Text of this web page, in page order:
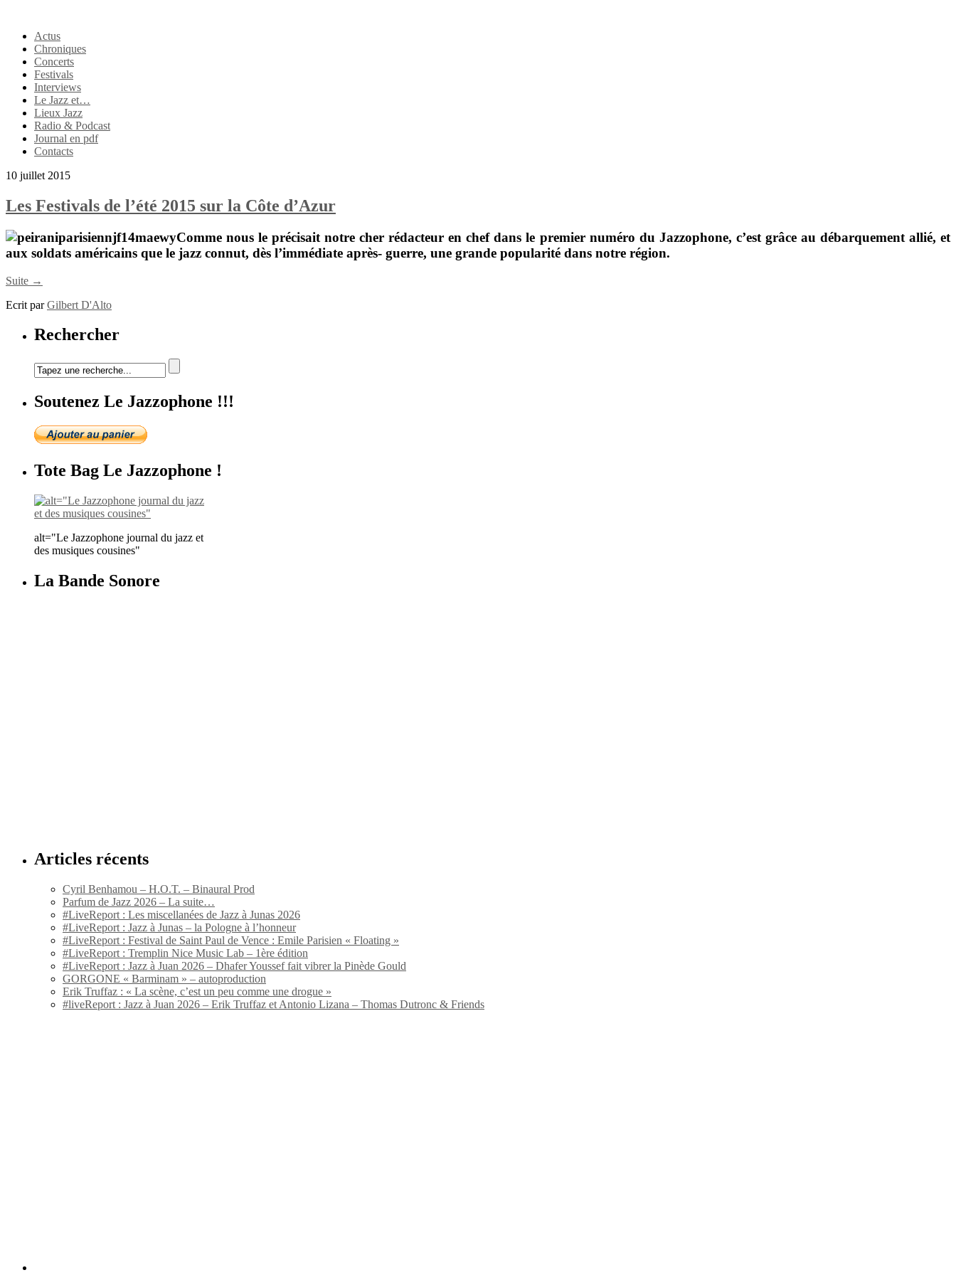
Actus
Chroniques
Concerts
Festivals
Interviews
Le Jazz et…
Lieux Jazz
Radio & Podcast
Journal en pdf
Contacts
10 juillet 2015
Les Festivals de l’été 2015 sur la Côte d’Azur
Comme nous le précisait notre cher rédacteur en chef dans le premier numéro du Jazzophone, c’est grâce au débarquement allié, et
aux soldats américains que le jazz connut, dès l’immédiate après- guerre, une grande popularité dans notre région.
Suite →
Ecrit parGilbert D'Alto
Rechercher
Soutenez Le Jazzophone !!!
Tote Bag Le Jazzophone !
alt="Le Jazzophone journal du jazz et
des musiques cousines"
La Bande Sonore
Articles récents
Cyril Benhamou – H.O.T. – Binaural Prod
Parfum de Jazz 2026 – La suite…
#LiveReport : Les miscellanées de Jazz à Junas 2026
#LiveReport : Jazz à Junas – la Pologne à l’honneur
#LiveReport : Festival de Saint Paul de Vence : Emile Parisien « Floating »
#LiveReport : Tremplin Nice Music Lab – 1ère édition
#LiveReport : Jazz à Juan 2026 – Dhafer Youssef fait vibrer la Pinède Gould
GORGONE « Barminam » – autoproduction
Erik Truffaz : « La scène, c’est un peu comme une drogue »
#liveReport : Jazz à Juan 2026 – Erik Truffaz et Antonio Lizana – Thomas Dutronc & Friends